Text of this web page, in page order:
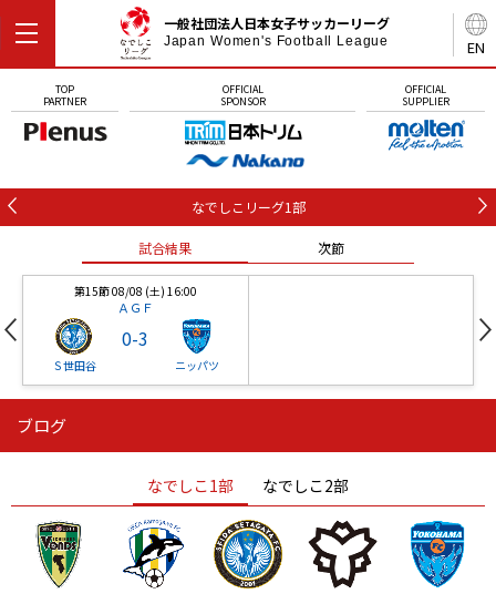
EN
一般社団法人日本女子サッカーリーグ
Japan Women's Football League
TOP
PARTNER
OFFICIAL
SPONSOR
OFFICIAL
SUPPLIER
なでしこリーグ1部
試合結果 次節
第15節 08/08 (土) 16:00
ＡＧＦ
Ｓ世田谷
0-3
ニッパツ
ニッパツ
ニッパツ 名古屋
石人の星
静岡 愛媛Ｌ
ブログ
なでしこ1部 なでしこ2部